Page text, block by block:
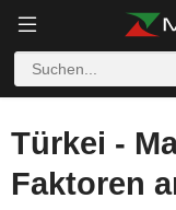
Türkei -
Faktoren